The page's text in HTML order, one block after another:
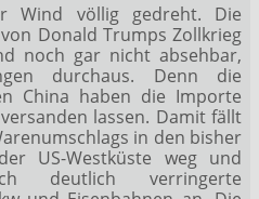
Wind völlig gedreht. Die
Donald Trumps Zollkrieg
noch gar nicht absehbar,
durchaus. Denn die
China haben die Importe
lassen. Damit fällt
in den bisher
US-Westküste weg und
deutlich verringerte